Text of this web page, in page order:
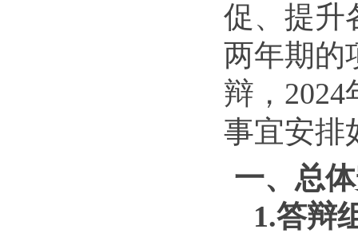
促、提升
两年期的
辩，2024
事宜安排
一、 总
1.答辩